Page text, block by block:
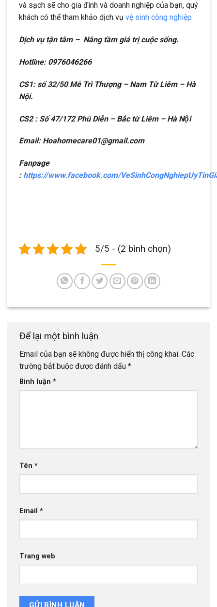
và sạch sẽ cho gia đình và doanh nghiệp của bạn, quý
khách có thể tham khảo dịch vụ vệ sinh công nghiệp
Dịch vụ tận tâm – Nâng tầm giá trị cuộc sống.
Hotline: 0976046266
CS1: số 32/50 Mễ Trì Thượng – Nam Từ Liêm – Hà
Nội.
CS2 : Số 47/172 Phú Diễn – Bắc từ Liêm – Hà Nội
Email: Hoahomecare01@gmail.com
Fanpage
:https://www.facebook.com/
5/5 - (2 bình chọn)
Để lại một bình luận
Email của bạn sẽ không được hiển thị công khai. Các
trường bắt buộc được đánh dấu *
Bình luận *
Tên *
Email *
Trang web